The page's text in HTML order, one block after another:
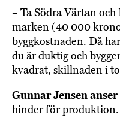
– Ta Södra Värtan
marken (40 000
byggkostnaden. Då
du är duktig och
kvadrat, skillnaden i
Gunnar Jensen anser
hinder för produktion.